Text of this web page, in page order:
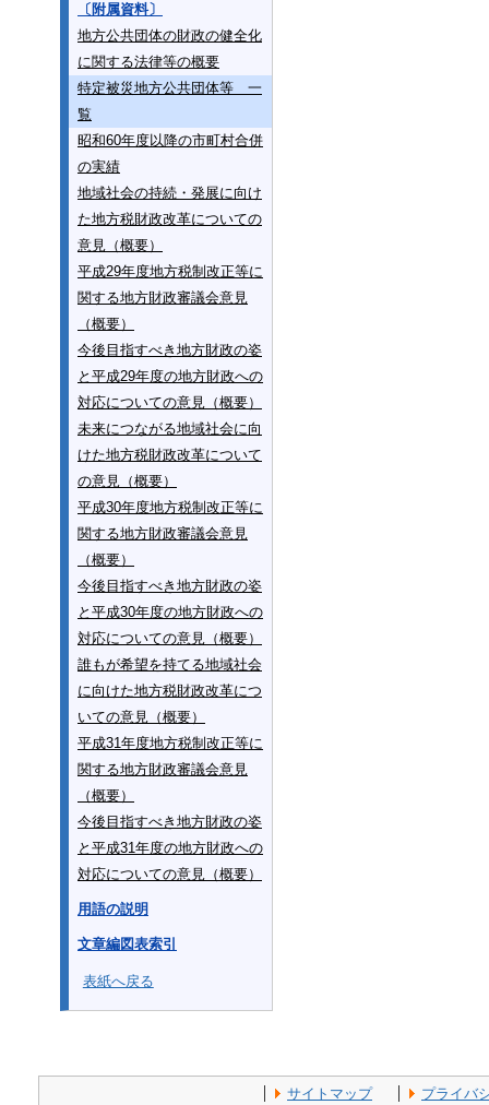
〔附属資料〕
地方公共団体の財政の健全化
に関する法律等の概要
特定被災地方公共団体等 一
覧
昭和60年度以降の市町村合併
の実績
地域社会の持続・発展に向け
た地方税財政改革についての
意見（概要）
平成29年度地方税制改正等に
関する地方財政審議会意見
（概要）
今後目指すべき地方財政の姿
と平成29年度の地方財政への
対応についての意見（概要）
未来につながる地域社会に向
けた地方税財政改革について
の意見（概要）
平成30年度地方税制改正等に
関する地方財政審議会意見
（概要）
今後目指すべき地方財政の姿
と平成30年度の地方財政への
対応についての意見（概要）
誰もが希望を持てる地域社会
に向けた地方税財政改革につ
いての意見（概要）
平成31年度地方税制改正等に
関する地方財政審議会意見
（概要）
今後目指すべき地方財政の姿
と平成31年度の地方財政への
対応についての意見（概要）
用語の説明
文章編図表索引
表紙へ戻る
サイトマップ プライバ